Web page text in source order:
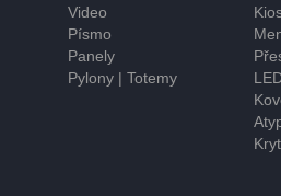
Video
Písmo
Panely
Pylony | Totemy